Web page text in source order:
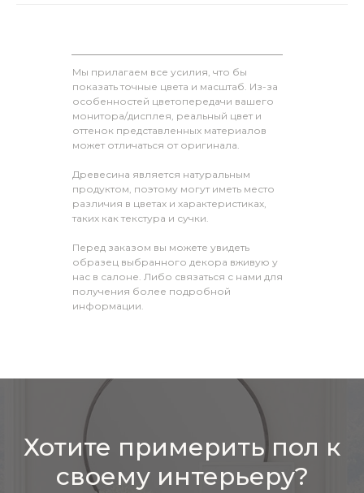
Мы прилагаем все усилия, что бы
показать точные цвета и масштаб. Из-за
особенностей цветопередачи вашего
монитора/дисплея, реальный цвет и
оттенок представленных материалов
может отличаться от оригинала.
Древесина является натуральным
продуктом, поэтому могут иметь место
различия в цветах и характеристиках,
таких как текстура и сучки.
Перед заказом вы можете увидеть
образец выбранного декора вживую у
нас в салоне. Либо связаться с нами для
получения более подробной
информации.
Хотите примерить пол к
своему интерьеру?